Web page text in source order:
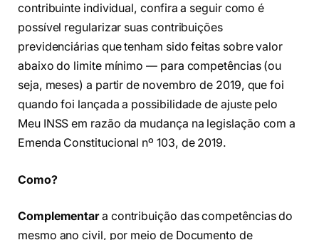
contribuinte individual, confira a seguir como é
possível regularizar suas contribuições
previdenciárias que tenham sido feitas sobre valor
abaixo do limite mínimo — para competências (ou
seja, meses) a partir de novembro de 2019, que foi
quando foi lançada a possibilidade de ajuste pelo
Meu INSS em razão da mudança na legislação com a
Emenda Constitucional nº 103, de 2019.
Como?
Complementara contribuição das competências do
mesmo ano civil, por meio de Documento de